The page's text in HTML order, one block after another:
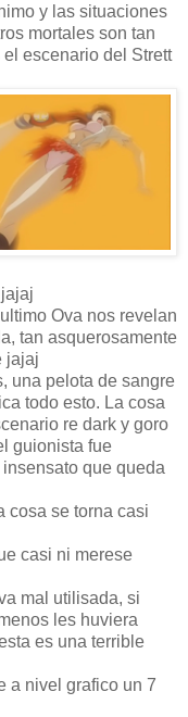
y las situaciones
mortales son tan
escenario del Strett
Ova nos revelan
tan asquerosamente
jajaj
una pelota de sangre
todo esto. La cosa
re dark y goro
guionista fue
que queda
cosa se torna casi
casi ni merese
mal utilisada, si
les huviera
es una terrible
a nivel grafico un 7